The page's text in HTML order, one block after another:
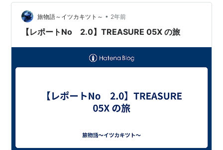
なっています。 www.treasure05x.jp 公式サイトでは、
会場までの公共交通機関のアクセスは ①蒲郡駅からのシ
ャトルバス ②三河大津駅から徒歩（orバス） となって
旅物語～イツカキツト～ • 2年前
【レポートNo 2.0】TREASURE 05X の旅